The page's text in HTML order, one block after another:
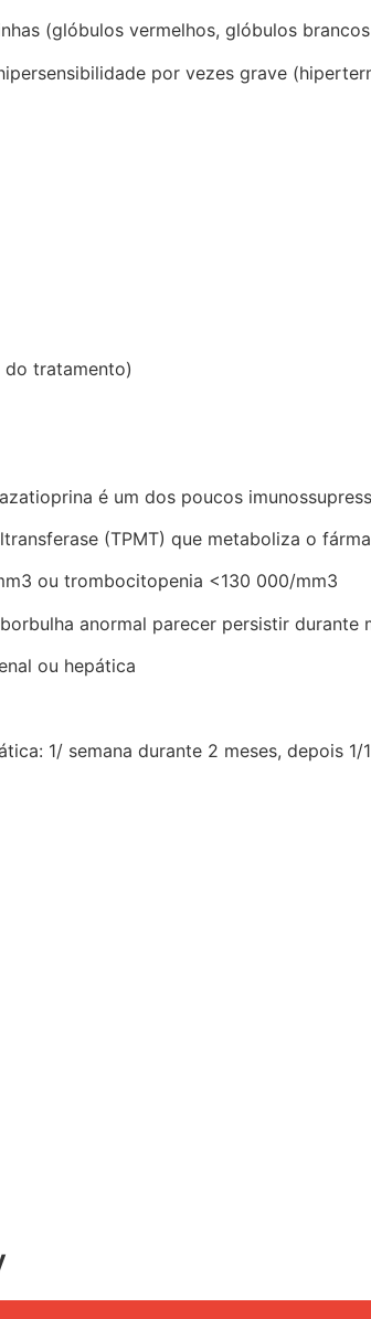
(glóbulos vermelhos, glóbulos
por vezes grave
tratamento)
é um dos poucos
(TPMT) que metaboliza o
ou trombocitopenia <130 000/mm3
anormal parecer persistir durante
ou hepática
1/ semana durante 2 meses, depois 1/